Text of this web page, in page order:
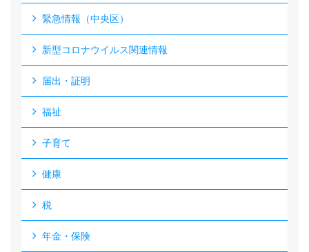
緊急情報（中央区）
新型コロナウイルス関連情報
届出・証明
福祉
子育て
健康
税
年金・保険